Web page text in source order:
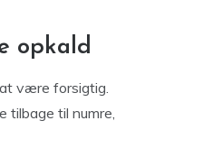
opkald
være forsigtig.
tilbage til numre,